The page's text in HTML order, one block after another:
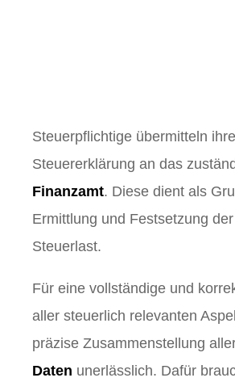
Steuerpflichtige übermitteln ihre
Steuererklärung an das
Finanzamt. Diese dient als
Ermittlung und Festsetzung
Steuerlast.
Für eine vollständige und
aller steuerlich relevanten
präzise Zusammenstellung
Daten unerlässlich. Dafür